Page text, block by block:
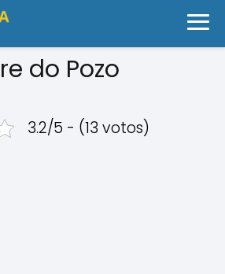
do Pozo
3.2/5 - (13 votos)